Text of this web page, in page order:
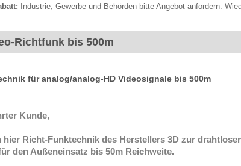
Industrie, Gewerbe und Behörden bitte Angebot anfordern.
Richtfunk bis 500m
für analog/analog-HD Videosignale bis 500m
Kunde,
hier Richt-Funktechnik des Herstellers 3D zur
den Außeneinsatz bis 50m Reichweite.